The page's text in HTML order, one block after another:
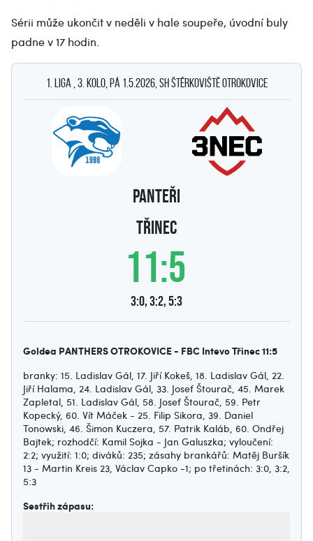
Sérii může ukončit v neděli v hale soupeře, úvodní buly
padne v 17 hodin.
1. Liga , 3. kolo, pá 1.5.2026, SH Štěrkoviště Otrokovice
PANTEŘI
Třinec
11:5
3:0, 3:2, 5:3
Goldea PANTHERS OTROKOVICE - FBC Intevo Třinec 11:5
branky: 15. Ladislav Gál, 17. Jiří Kokeš, 18. Ladislav Gál, 22.
Jiří Halama, 24. Ladislav Gál, 33. Josef Štourač, 45. Marek
Zapletal, 51. Ladislav Gál, 58. Josef Štourač, 59. Petr
Kopecký, 60. Vít Máček - 25. Filip Sikora, 39. Daniel
Tonowski, 46. Šimon Kuczera, 57. Patrik Kaláb, 60. Ondřej
Bajtek; rozhodčí: Kamil Sojka - Jan Galuszka; vyloučení:
2:2; využití: 1:0; diváků: 235; zásahy brankářů: Matěj Buršík
13 - Martin Kreis 23, Václav Capko -1; po třetinách: 3:0, 3:2,
5:3
Sestřih zápasu: